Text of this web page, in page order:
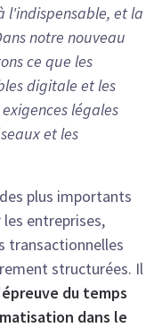
l'indispensable, et la
notre nouveau
ce que les
digitale et les
légales
et les
plus importants
entreprises,
transactionnelles
structurées. Il
du temps
dans le